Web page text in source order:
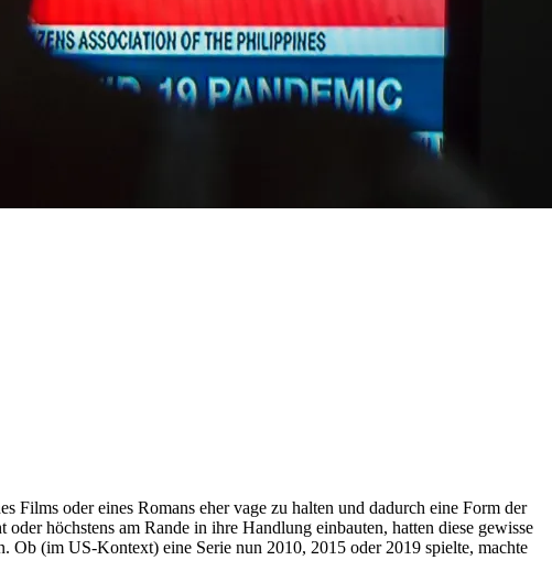
Films oder eines Romans eher vage zu halten und dadurch eine Form der
höchstens am Rande in ihre Handlung einbauten, hatten diese gewisse
Ob (im US-Kontext) eine Serie nun 2010, 2015 oder 2019 spielte, machte